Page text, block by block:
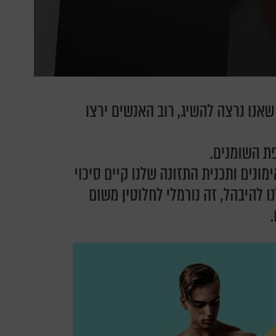
נרצה להשיג, רוב האנשים ירצו
השומנים.
ותכנית התזונה שלנו קיים סיכוי
להיבהל, זה נורמלי לחלוטין משום